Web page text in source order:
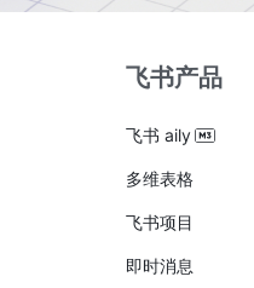
飞书产品
飞书 aily
多维表格
飞书项目
即时消息